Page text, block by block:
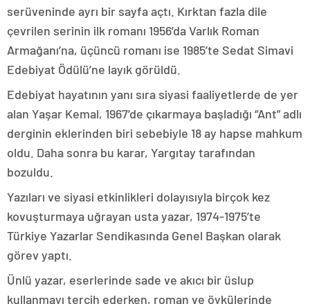
serüveninde ayrı bir sayfa açtı. Kırktan fazla dile
çevrilen serinin ilk romanı 1956’da Varlık Roman
Armağanı’na, üçüncü romanı ise 1985’te Sedat Simavi
Edebiyat Ödülü’ne layık görüldü.
Edebiyat hayatının yanı sıra siyasi faaliyetlerde de yer
alan Yaşar Kemal, 1967’de çıkarmaya başladığı “Ant” adlı
derginin eklerinden biri sebebiyle 18 ay hapse mahkum
oldu. Daha sonra bu karar, Yargıtay tarafından
bozuldu.
Yazıları ve siyasi etkinlikleri dolayısıyla birçok kez
kovuşturmaya uğrayan usta yazar, 1974-1975’te
Türkiye Yazarlar Sendikasında Genel Başkan olarak
görev yaptı.
Ünlü yazar, eserlerinde sade ve akıcı bir üslup
kullanmayı tercih ederken, roman ve öykülerinde